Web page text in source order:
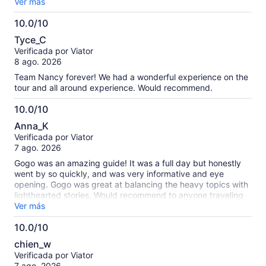
time as I did. TEAM NANCY 4 LIFE!!!!! ♾️♾️🫰🧬
educational and powerful experience.
10.0/10
10.0
de
10
Tyce_C
Verificada por Viator
8 ago. 2026
Team Nancy forever! We had a wonderful experience on the
tour and all around experience. Would recommend.
10.0/10
10.0
de
10
Anna_K
Verificada por Viator
7 ago. 2026
Gogo was an amazing guide! It was a full day but honestly
went by so quickly, and was very informative and eye
opening. Gogo was great at balancing the heavy topics with
lighthearted stories. Would recommend to anyone traveling
to Seoul or nearby to make time for this tour.
Ver más
10.0/10
10.0
de
10
chien_w
Verificada por Viator